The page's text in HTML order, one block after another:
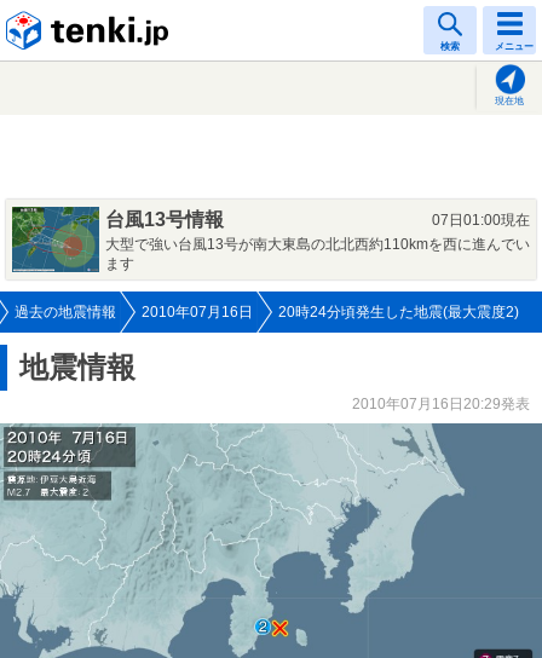
検索 メニュー
現在地
台風13号情報
07日01:00現在
大型で強い台風13号が南大東島の北北西約110kmを西に進んでい
ます
過去の地震情報 2010年07月16日 20時24分頃発生した地震(最大震度2)
地震情報
2010年07月16日20:29発表